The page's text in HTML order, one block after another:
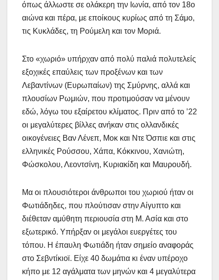
όπως άλλωστε σε ολάκερη την Ιωνία, από τον 18ο
αιώνα και πέρα, με εποίκους κυρίως από τη Σάμο,
τις Κυκλάδες, τη Ρούμελη και τον Μοριά.
Στο «χωριό» υπήρχαν από πολύ παλιά πολυτελείς
εξοχικές επαύλεις των προξένων και των
Λεβαντίνων (Ευρωπαίων) της Σμύρνης, αλλά και
πλουσίων Ρωμιών, που προτιμούσαν να μένουν
εδώ, λόγω του εξαίρετου κλίματος. Πριν από το ’22
οι μεγαλύτερες βίλλες ανήκαν στις ολλανδικές
οικογένειες Βαν Λένεπ, Μοκ και Ντε Όσπιε και στις
ελληνικές Ρούσσου, Χάπα, Κόκκινου, Χανιώτη,
Φώσκολου, Λεοντσίνη, Κυριακίδη και Μαυρουδή.
Μα οι πλουσιότεροι άνθρωποι του χωριού ήταν οι
Φωτιάδηδες, που πλούτισαν στην Αίγυπτο και
διέθεταν αμύθητη περιουσία στη Μ. Ασία και στο
εξωτερικό. Υπήρξαν οι μεγάλοι ευεργέτες του
τόπου. Η έπαυλη Φωτιάδη ήταν σημείο αναφοράς
στο Σεβντίκιοϊ. Είχε 40 δωμάτια κι έναν υπέροχο
κήπο με 12 αγάλματα των μηνών και 4 μεγαλύτερα